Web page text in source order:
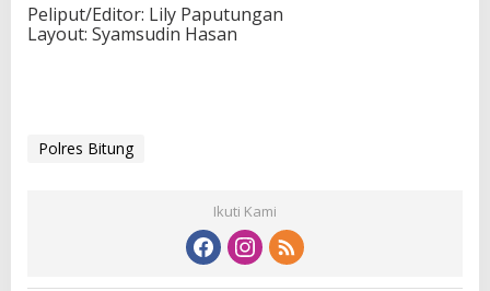
Peliput/Editor: Lily Paputungan
Layout: Syamsudin Hasan
Polres Bitung
Ikuti Kami